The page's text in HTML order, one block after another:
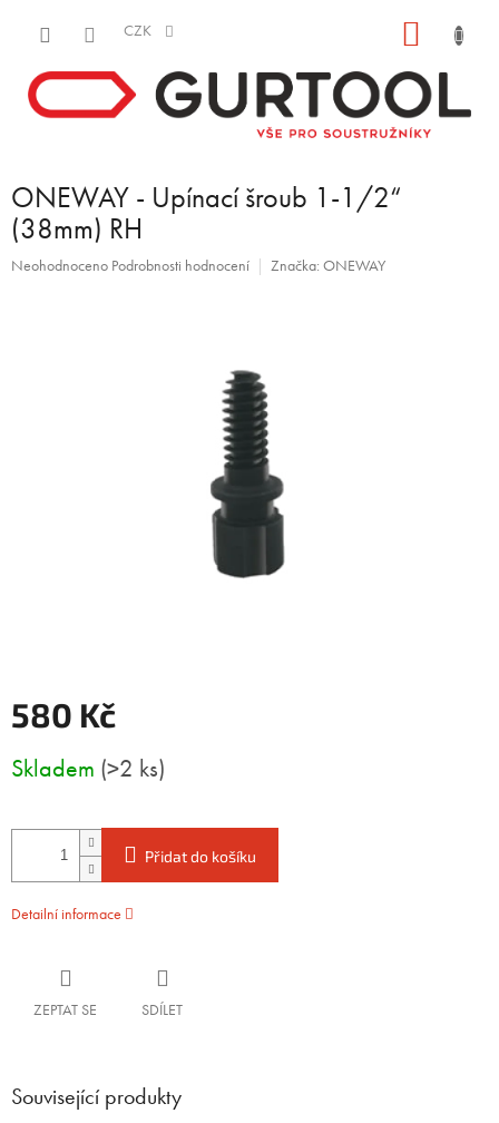
CZK
ONEWAY - Upínací šroub 1-1/2“
(38mm) RH
Průměrné
Neohodnoceno Podrobnosti hodnocení Značka: ONEWAY
580 Kč
cena:
Skladem (>2 ks)
Přidat do košíku
Detailní informace
ZEPTAT SE SDÍLET
Související produkty